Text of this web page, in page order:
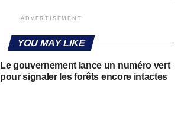
ADVERTISEMENT
YOU MAY LIKE
Le gouvernement lance un numéro vert
pour signaler les forêts encore intactes